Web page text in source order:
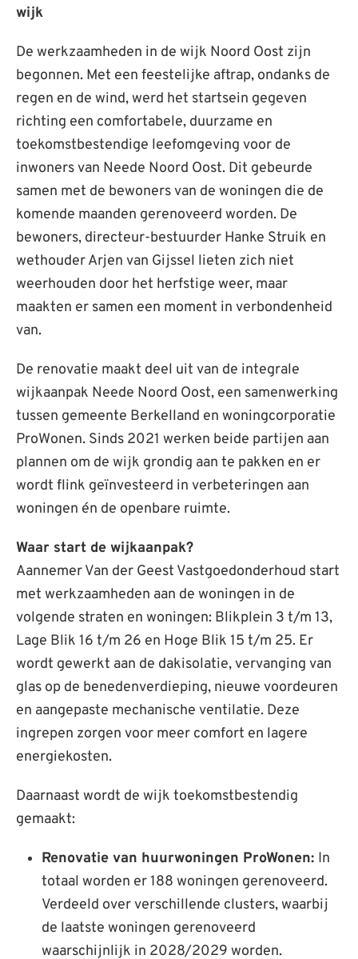
wijk
De werkzaamheden in de wijk Noord Oost zijn
begonnen. Met een feestelijke aftrap, ondanks de
regen en de wind, werd het startsein gegeven
richting een comfortabele, duurzame en
toekomstbestendige leefomgeving voor de
inwoners van Neede Noord Oost. Dit gebeurde
samen met de bewoners van de woningen die de
komende maanden gerenoveerd worden. De
bewoners, directeur-bestuurder Hanke Struik en
wethouder Arjen van Gijssel lieten zich niet
weerhouden door het herfstige weer, maar
maakten er samen een moment in verbondenheid
van.
De renovatie maakt deel uit van de integrale
wijkaanpak Neede Noord Oost, een samenwerking
tussen gemeente Berkelland en woningcorporatie
ProWonen. Sinds 2021 werken beide partijen aan
plannen om de wijk grondig aan te pakken en er
wordt flink geïnvesteerd in verbeteringen aan
woningen én de openbare ruimte.
Waar start de wijkaanpak?
Aannemer Van der Geest Vastgoedonderhoud start
met werkzaamheden aan de woningen in de
volgende straten en woningen: Blikplein 3 t/m 13,
Lage Blik 16 t/m 26 en Hoge Blik 15 t/m 25. Er
wordt gewerkt aan de dakisolatie, vervanging van
glas op de benedenverdieping, nieuwe voordeuren
en aangepaste mechanische ventilatie. Deze
ingrepen zorgen voor meer comfort en lagere
energiekosten.
Daarnaast wordt de wijk toekomstbestendig
gemaakt:
Renovatie van huurwoningen ProWonen: In
totaal worden er 188 woningen gerenoveerd.
Verdeeld over verschillende clusters, waarbij
de laatste woningen gerenoveerd
waarschijnlijk in 2028/2029 worden.